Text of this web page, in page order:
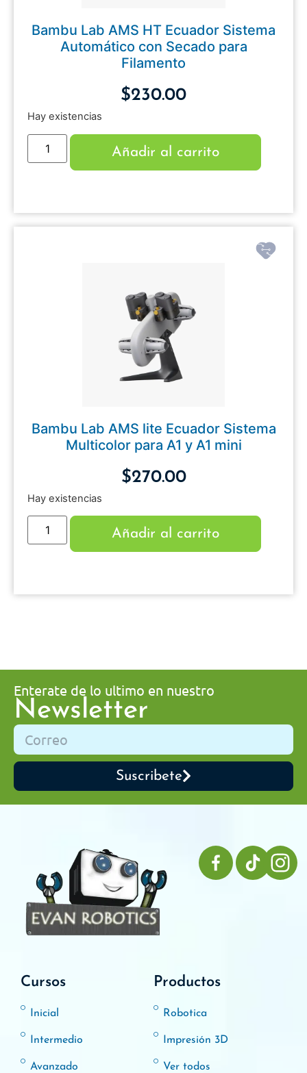
Bambu Lab AMS HT Ecuador Sistema
Automático con Secado para
Filamento
$230.00
Hay existencias
Añadir al carrito
Bambu Lab AMS lite Ecuador Sistema
Multicolor para A1 y A1 mini
$270.00
Hay existencias
Añadir al carrito
Enterate de lo ultimo en nuestro
Newsletter
Suscribete
Cursos
Inicial
Intermedio
Avanzado
Productos
Robotica
Impresión 3D
Ver todos